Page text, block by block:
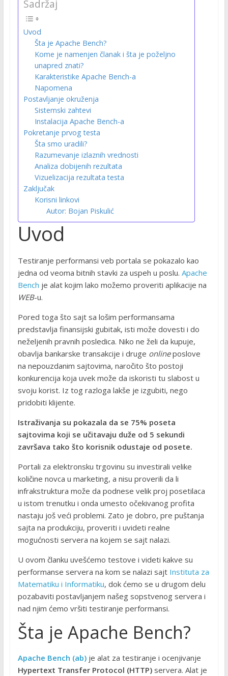
Sadržaj
Uvod
Šta je Apache Bench?
Kome je namenjen članak i šta je poželjno
unapred znati?
Karakteristike Apache Bench-a
Napomena
Postavljanje okruženja
Sistemski zahtevi
Instalacija Apache Bench-a
Pokretanje prvog testa
Šta smo uradili?
Razumevanje izlaznih vrednosti
Analiza dobijenih rezultata
Vizuelizacija rezultata testa
Zaključak
Korisni linkovi
Autor: Bojan Piskulić
Uvod
Testiranje performansi veb portala se pokazalo kao
jedna od veoma bitnih stavki za uspeh u poslu. Apache
Bench je alat kojim lako možemo proveriti aplikacije na
WEB-u.
Pored toga što sajt sa lošim performansama
predstavlja finansijski gubitak, isti može dovesti i do
neželjenih pravnih posledica. Niko ne želi da kupuje,
obavlja bankarske transakcije i druge onlineposlove
na nepouzdanim sajtovima, naročito što postoji
konkurencija koja uvek može da iskoristi tu slabost u
svoju korist. Iz tog razloga lakše je izgubiti, nego
pridobiti klijente.
Istraživanja su pokazala da se 75% poseta
sajtovima koji se učitavaju duže od 5 sekundi
završava tako što korisnik odustaje od posete.
Portali za elektronsku trgovinu su investirali velike
količine novca u marketing, a nisu proverili da li
infrakstruktura može da podnese velik proj posetilaca
u istom trenutku i onda umesto očekivanog profita
nastaju još veći problemi. Zato je dobro, pre puštanja
sajta na produkciju, proveriti i uvideti realne
mogućnosti servera na kojem se sajt nalazi.
U ovom članku uvešćemo testove i videti kakve su
performanse servera na kom se nalazi sajt Instituta za
Matematiku i Informatiku, dok ćemo se u drugom delu
pozabaviti postavljanjem našeg sopstvenog servera i
nad njim ćemo vršiti testiranje performansi.
Šta je Apache Bench?
Apache Bench (ab)je alat za testiranje i ocenjivanje
Hypertext Transfer Protocol (HTTP)servera. Alat je